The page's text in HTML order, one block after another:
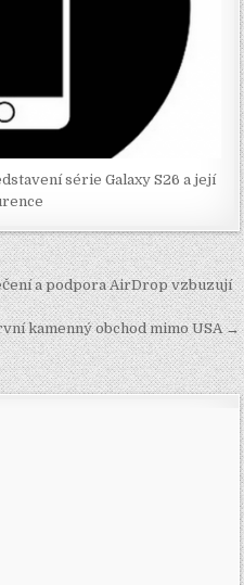
série Galaxy S26 a její
a podpora AirDrop vzbuzují
kamenný obchod mimo USA →